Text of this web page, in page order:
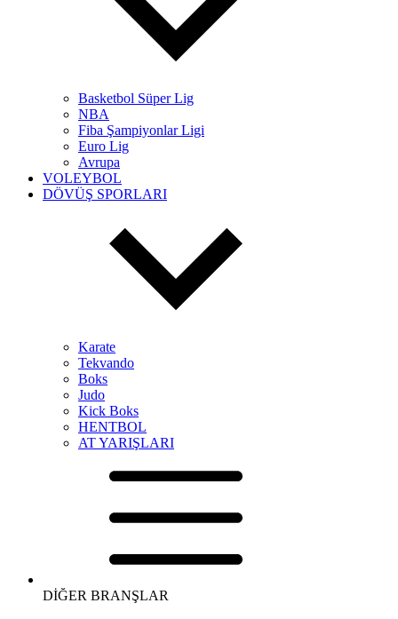
Basketbol Süper Lig
NBA
Fiba Şampiyonlar Ligi
Euro Lig
Avrupa
VOLEYBOL
DÖVÜŞ SPORLARI
Karate
Tekvando
Boks
Judo
Kick Boks
HENTBOL
AT YARIŞLARI
DİĞER BRANŞLAR